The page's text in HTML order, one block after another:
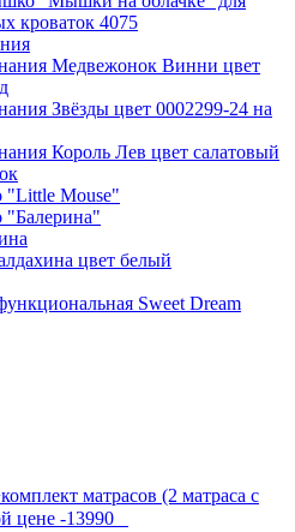
кроваток 4075
Медвежонок Винни цвет
Звёзды цвет 0002299-24 на
Король Лев цвет салатовый
"Little Mouse"
"Балерина"
цвет белый
Sweet Dream
матрасов (2 матраса с
цене -13990⠀